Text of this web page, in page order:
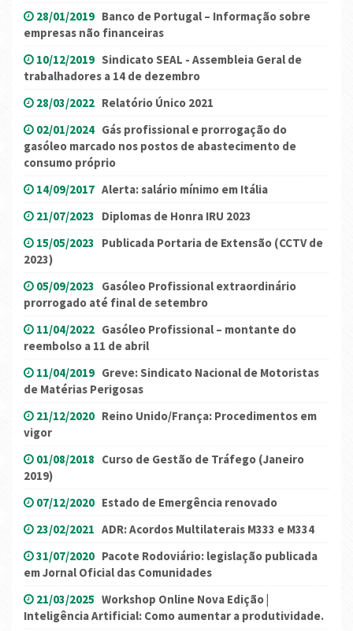
28/01/2019 Banco de Portugal – Informação sobre
empresas não financeiras
10/12/2019 Sindicato SEAL - Assembleia Geral de
trabalhadores a 14 de dezembro
28/03/2022 Relatório Único 2021
02/01/2024 Gás profissional e prorrogação do
gasóleo marcado nos postos de abastecimento de
consumo próprio
14/09/2017 Alerta: salário mínimo em Itália
21/07/2023 Diplomas de Honra IRU 2023
15/05/2023 Publicada Portaria de Extensão (CCTV de
2023)
05/09/2023 Gasóleo Profissional extraordinário
prorrogado até final de setembro
11/04/2022 Gasóleo Profissional – montante do
reembolso a 11 de abril
11/04/2019 Greve: Sindicato Nacional de Motoristas
de Matérias Perigosas
21/12/2020 Reino Unido/França: Procedimentos em
vigor
01/08/2018 Curso de Gestão de Tráfego (Janeiro
2019)
07/12/2020 Estado de Emergência renovado
23/02/2021 ADR: Acordos Multilaterais M333 e M334
31/07/2020 Pacote Rodoviário: legislação publicada
em Jornal Oficial das Comunidades
21/03/2025 Workshop Online Nova Edição |
Inteligência Artificial: Como aumentar a produtividade.